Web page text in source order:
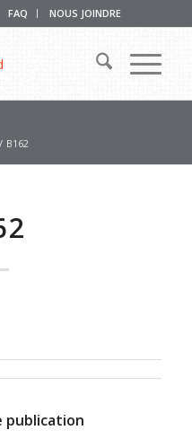
FAQ NOUS JOINDRE
/ B162
publication